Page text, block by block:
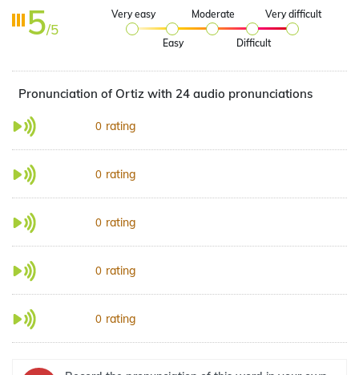
5/5
Very easy
Easy
Moderate
Difficult
Very difficult
Pronunciation of Ortiz with 24 audio pronunciations
0 rating
0 rating
0 rating
0 rating
0 rating